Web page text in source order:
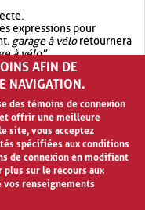
expressions pour
garage à véloretournera
à vélo".
avec OR.garage OR vélo
quegarage à vélo
AFIN DE
NAVIGATION.
des témoins de connexion
offrir une meilleure
site, vous acceptez
spécifiées aux conditions
de connexion en modifiant
plus sur le recours aux
renseignements